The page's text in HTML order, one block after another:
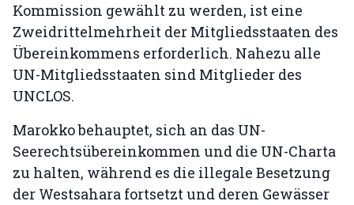
Kommission gewählt zu werden, ist eine
Zweidrittelmehrheit der Mitgliedsstaaten des
Übereinkommens erforderlich. Nahezu alle
UN-Mitgliedsstaaten sind Mitglieder des
UNCLOS.
Marokko behauptet, sich an das UN-
Seerechtsübereinkommen und die UN-Charta
zu halten, während es die illegale Besetzung
der Westsahara fortsetzt und deren Gewässer